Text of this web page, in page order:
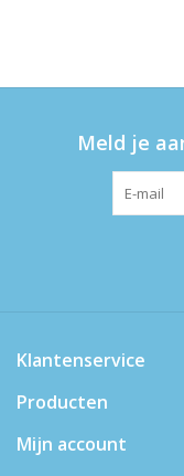
Meld je
Klantenservice
Producten
Mijn account